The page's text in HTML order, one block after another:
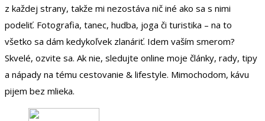
z každej strany, takže mi nezostáva nič iné ako sa s nimi
podeliť. Fotografia, tanec, hudba, joga či turistika – na to
všetko sa dám kedykoľvek zlanáriť. Idem vaším smerom?
Skvelé, ozvite sa. Ak nie, sledujte online moje články, rady, tipy
a nápady na tému cestovanie & lifestyle. Mimochodom, kávu
pijem bez mlieka.